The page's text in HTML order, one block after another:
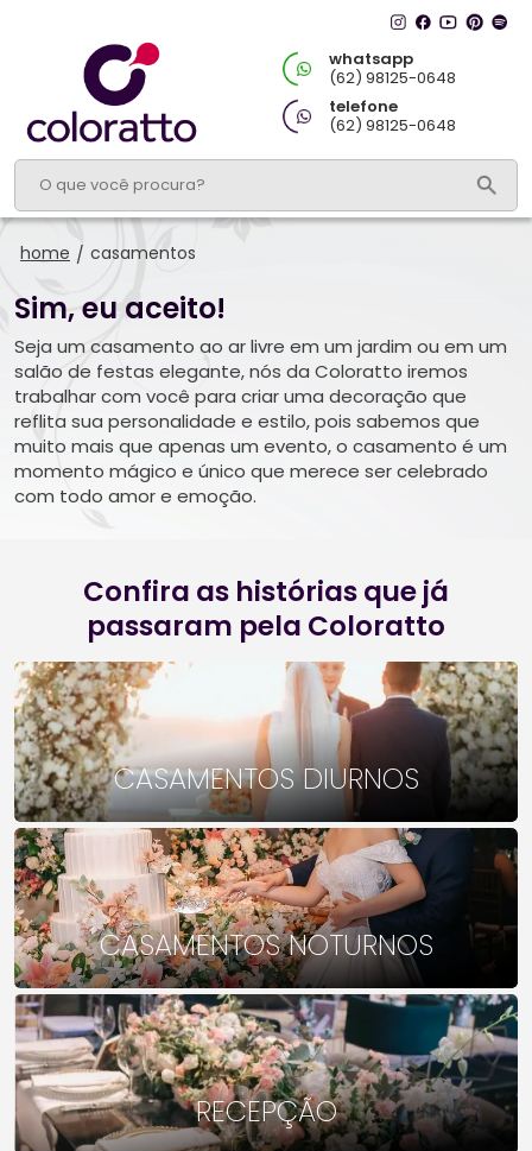
whatsapp
(62) 98125-0648
telefone
(62) 98125-0648
home / casamentos
Sim, eu aceito!
Seja um casamento ao ar livre em um jardim ou em um
salão de festas elegante, nós da Coloratto iremos
trabalhar com você para criar uma decoração que
reflita sua personalidade e estilo, pois sabemos que
muito mais que apenas um evento, o casamento é um
momento mágico e único que merece ser celebrado
com todo amor e emoção.
Confira as histórias que já
passaram pela Coloratto
CASAMENTOS DIURNOS
CASAMENTOS NOTURNOS
RECEPÇÃO